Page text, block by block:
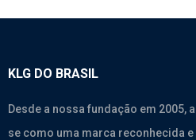
KLG DO BRASIL
Desde a nossa fundação em 2005,
se como uma marca reconhecida